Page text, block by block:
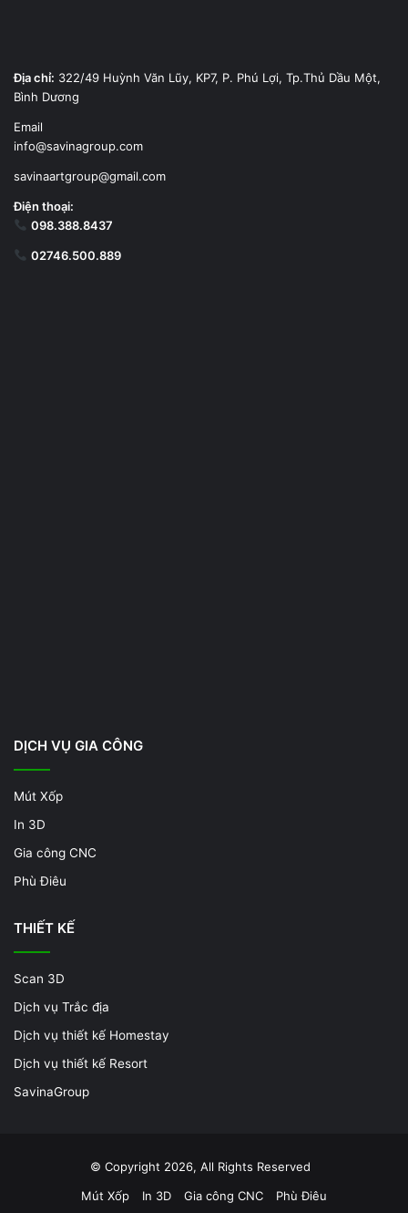
Địa chỉ: 322/49 Huỳnh Văn Lũy, KP7, P. Phú Lợi, Tp.Thủ Dầu Một,
Bình Dương
Email
info@savinagroup.com
savinaartgroup@gmail.com
Điện thoại:
098.388.8437
02746.500.889
DỊCH VỤ GIA CÔNG
Mút Xốp
In 3D
Gia công CNC
Phù Điêu
THIẾT KẾ
Scan 3D
Dịch vụ Trắc địa
Dịch vụ thiết kế Homestay
Dịch vụ thiết kế Resort
SavinaGroup
© Copyright 2026, All Rights Reserved
Mút Xốp
In 3D Gia công CNC Phù Điêu